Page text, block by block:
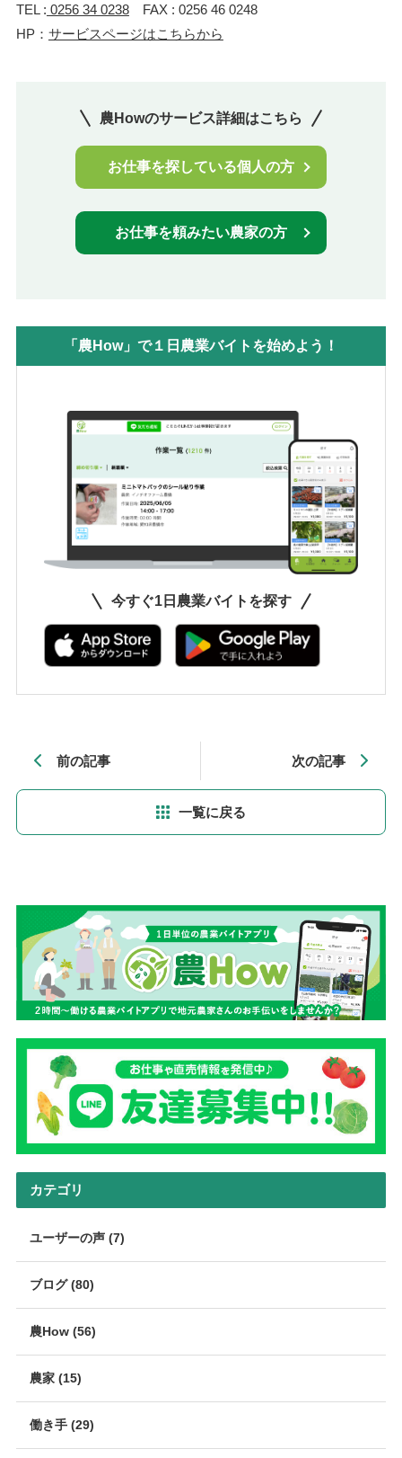
​TEL : 0256 34 0238FAX : 0256 46 0248
HP： サービスページはこちらから
農Howのサービス詳細はこちら
お仕事を探している個人の方
お仕事を頼みたい農家の方
「農How」で１日農業バイトを始めよう！
今すぐ1日農業バイトを探す
前の記事
一覧に戻る
次の記事
カテゴリ
ユーザーの声 (7)
ブログ (80)
農How (56)
農家 (15)
働き手 (29)